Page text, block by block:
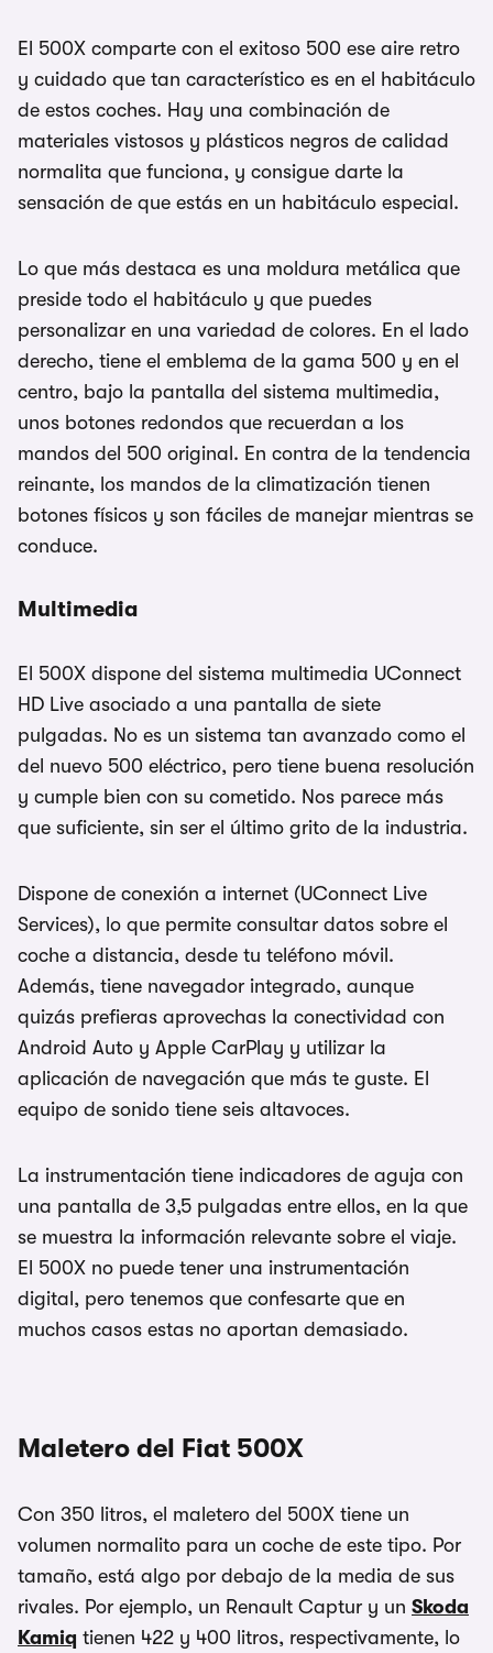
El 500X comparte con el exitoso 500 ese aire retro
y cuidado que tan característico es en el habitáculo
de estos coches. Hay una combinación de
materiales vistosos y plásticos negros de calidad
normalita que funciona, y consigue darte la
sensación de que estás en un habitáculo especial.
Lo que más destaca es una moldura metálica que
preside todo el habitáculo y que puedes
personalizar en una variedad de colores. En el lado
derecho, tiene el emblema de la gama 500 y en el
centro, bajo la pantalla del sistema multimedia,
unos botones redondos que recuerdan a los
mandos del 500 original. En contra de la tendencia
reinante, los mandos de la climatización tienen
botones físicos y son fáciles de manejar mientras se
conduce.
Multimedia
El 500X dispone del sistema multimedia UConnect
HD Live asociado a una pantalla de siete
pulgadas. No es un sistema tan avanzado como el
del nuevo 500 eléctrico, pero tiene buena resolución
y cumple bien con su cometido. Nos parece más
que suficiente, sin ser el último grito de la industria.
Dispone de conexión a internet (UConnect Live
Services), lo que permite consultar datos sobre el
coche a distancia, desde tu teléfono móvil.
Además, tiene navegador integrado, aunque
quizás prefieras aprovechas la conectividad con
Android Auto y Apple CarPlay y utilizar la
aplicación de navegación que más te guste. El
equipo de sonido tiene seis altavoces.
La instrumentación tiene indicadores de aguja con
una pantalla de 3,5 pulgadas entre ellos, en la que
se muestra la información relevante sobre el viaje.
El 500X no puede tener una instrumentación
digital, pero tenemos que confesarte que en
muchos casos estas no aportan demasiado.
Maletero del Fiat 500X
Con 350 litros, el maletero del 500X tiene un
volumen normalito para un coche de este tipo. Por
tamaño, está algo por debajo de la media de sus
rivales. Por ejemplo, un Renault Captur y un Skoda
Kamiq tienen 422 y 400 litros, respectivamente, lo